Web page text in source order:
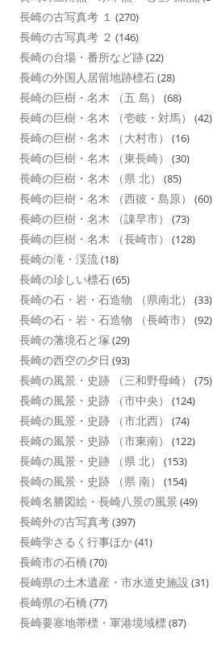
長崎の古写真考 １ (270)
長崎の古写真考 ２ (146)
長崎の台場・番所など跡(22)
長崎の外国人居留地跡標石(28)
長崎の巨樹・名木 （五 島） (68)
長崎の巨樹・名木 （壱岐・対馬） (42)
長崎の巨樹・名木 （大村市） (16)
長崎の巨樹・名木 （東長崎） (30)
長崎の巨樹・名木 （県 北） (85)
長崎の巨樹・名木 （西彼・島原） (60)
長崎の巨樹・名木 （諌早市） (73)
長崎の巨樹・名木 （長崎市） (128)
長崎の滝・渓流(18)
長崎の珍しい標石(65)
長崎の石・岩・石造物 （県南北） (33)
長崎の石・岩・石造物 （長崎市） (92)
長崎の藩境石と塚 (29)
長崎の西空の夕日 (93)
長崎の風景・史跡 （三和野母崎） (75)
長崎の風景・史跡 （市中央） (124)
長崎の風景・史跡 （市北西） (74)
長崎の風景・史跡 （市東南） (122)
長崎の風景・史跡 （県 北） (153)
長崎の風景・史跡 （県 南） (154)
長崎名勝図絵・長崎八景の風景 (49)
長崎外の古写真考(397)
長崎学さるく行事ほか(41)
長崎市の石橋 (70)
長崎県の土木遺産・市水道史施設 (31)
長崎県の石橋 (77)
長崎要塞地帯標・軍港境域標(87)